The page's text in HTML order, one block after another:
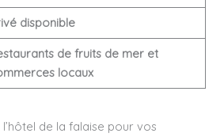
disponible
de fruits de mer et
locaux
de la falaise pour vos